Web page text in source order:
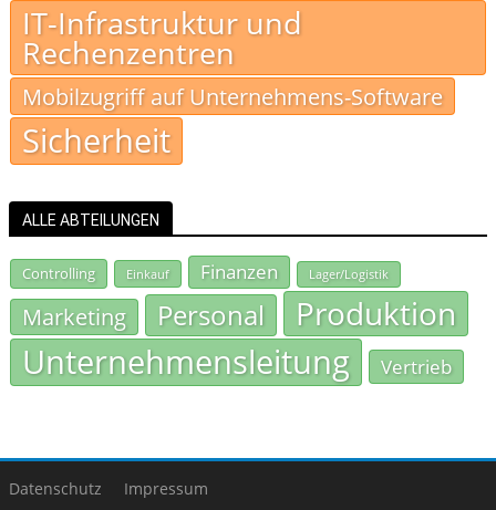
IT-Infrastruktur und
Rechenzentren
Mobilzugriff auf Unternehmens-Software
Sicherheit
ALLE ABTEILUNGEN
Controlling Einkauf Finanzen Lager/Logistik
Marketing Personal Produktion
Unternehmensleitung Vertrieb
Datenschutz Impressum